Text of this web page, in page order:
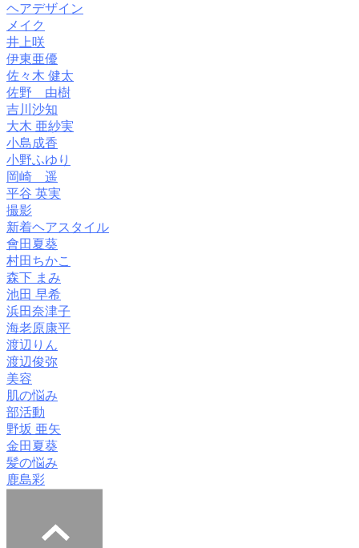
ヘアデザイン
メイク
井上咲
伊東亜優
佐々木 健太
佐野 由樹
吉川沙知
大木 亜紗実
小島成香
小野ふゆり
岡崎 遥
平谷 英実
撮影
新着ヘアスタイル
會田夏葵
村田ちかこ
森下 まみ
池田 早希
浜田奈津子
海老原康平
渡辺りん
渡辺俊弥
美容
肌の悩み
部活動
野坂 亜矢
金田夏葵
髪の悩み
鹿島彩